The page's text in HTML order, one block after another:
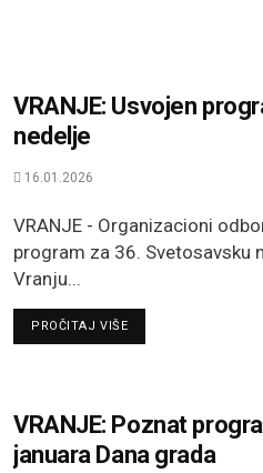
VRANJE: Usvojen
nedelje
16.01.2026
VRANJE - Organizacioni
program za 36. Svetosavsku
Vranju...
PROČITAJ VIŠEDETAILS
VRANJE: Poznat
januara Dana grada